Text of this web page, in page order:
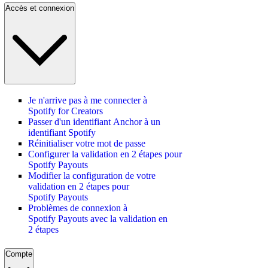
Accès et connexion
Je n'arrive pas à me connecter à
Spotify for Creators
Passer d'un identifiant Anchor à un
identifiant Spotify
Réinitialiser votre mot de passe
Configurer la validation en 2 étapes pour
Spotify Payouts
Modifier la configuration de votre
validation en 2 étapes pour
Spotify Payouts
Problèmes de connexion à
Spotify Payouts avec la validation en
2 étapes
Compte